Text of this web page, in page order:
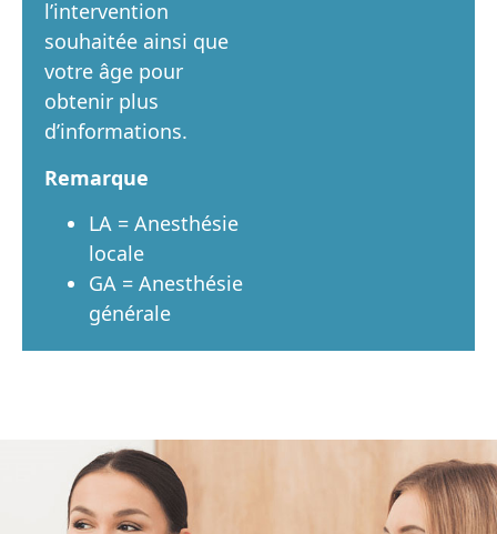
l’intervention
souhaitée ainsi que
votre âge pour
obtenir plus
d’informations.
Remarque
LA = Anesthésie
locale
GA = Anesthésie
générale